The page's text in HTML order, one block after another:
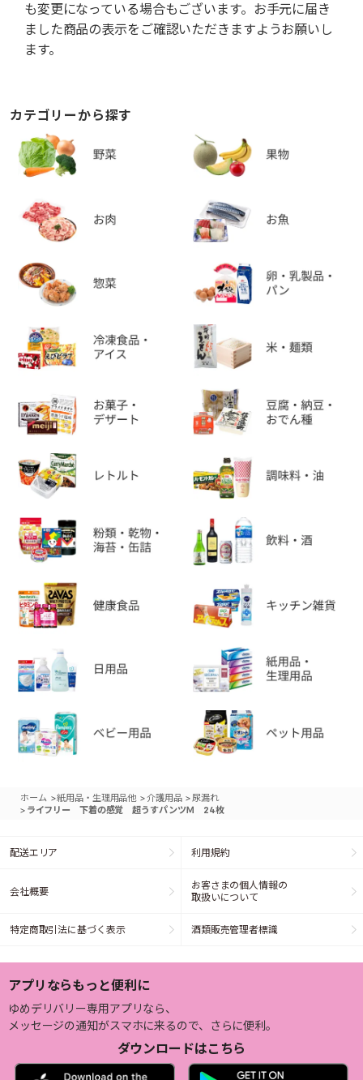
も変更になっている場合もございます。お手元に届き
ました商品の表示をご確認いただきますようお願いし
ます。
カテゴリーから探す
ホーム >紙用品・生理用品他 >介護用品 > 尿漏れ
> ライフリー 下着の感覚 超うすパンツＭ 24枚
配送エリア 利用規約
会社概要
お客さまの個人情報の
取扱いについて
特定商取引法に基づく表示 酒類販売管理者標識
アプリならもっと便利に
ゆめデリバリー専用アプリなら、
メッセージの通知がスマホに来るので、さらに便利。
ダウンロードはこちら